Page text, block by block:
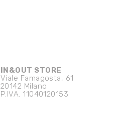
IN&OUT STORE
Viale Famagosta, 61
20142 Milano
P.IVA. 11040120153